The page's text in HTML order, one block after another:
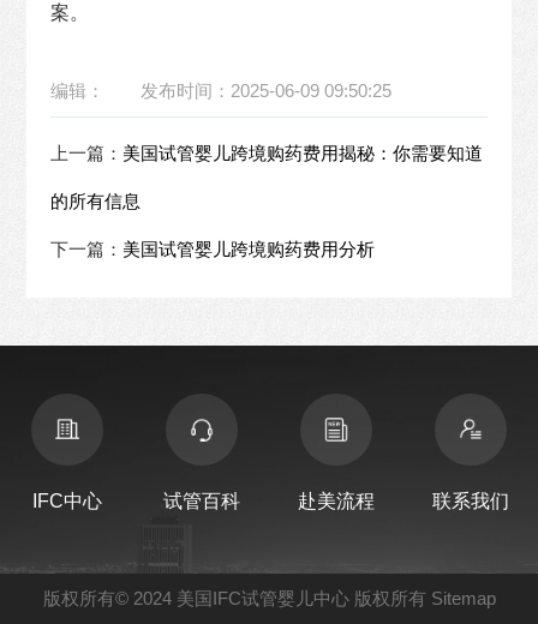
案。
编辑： 发布时间：2025-06-09 09:50:25
上一篇： 美国试管婴儿跨境购药费用揭秘：你需要知道
的所有信息
下一篇： 美国试管婴儿跨境购药费用分析
IFC中心 试管百科 赴美流程 联系我们
版权所有© 2024 美国IFC试管婴儿中心版权所有 Sitemap